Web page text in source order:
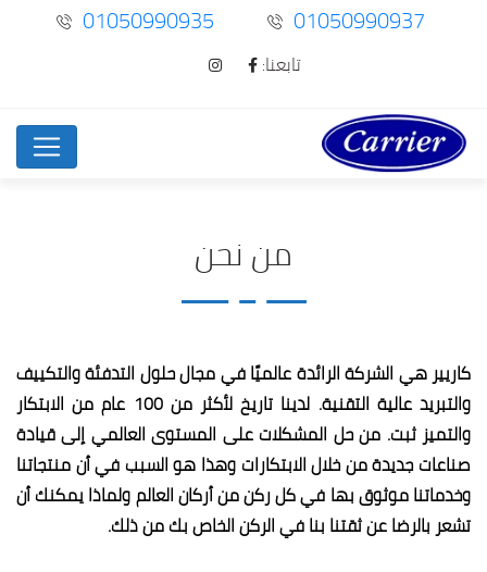
01050990937
01050990935
تابعنا:
من نحن
كاريير هي الشركة الرائدة عالميًا في مجال حلول التدفئة والتكييف
والتبريد عالية التقنية.
لدينا تاريخ لأكثر من 100 عام من الابتكار
والتميز ثبت. من حل المشكلات على المستوى العالمي إلى قيادة
صناعات جديدة من خلال الابتكارات وهذا هو السبب في أن منتجاتنا
وخدماتنا موثوق بها في كل ركن من أركان العالم ولماذا يمكنك أن
تشعر بالرضا عن ثقتنا بنا في الركن الخاص بك من ذلك.